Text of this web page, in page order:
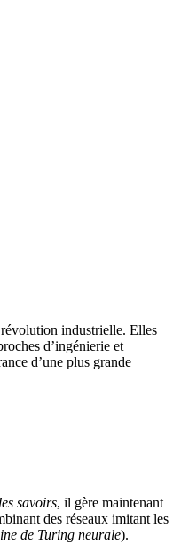
industrielle. Elles
d’ingénierie et
d’une plus grande
savoirs, il gère maintenant
des réseaux imitant les
de Turing neurale).